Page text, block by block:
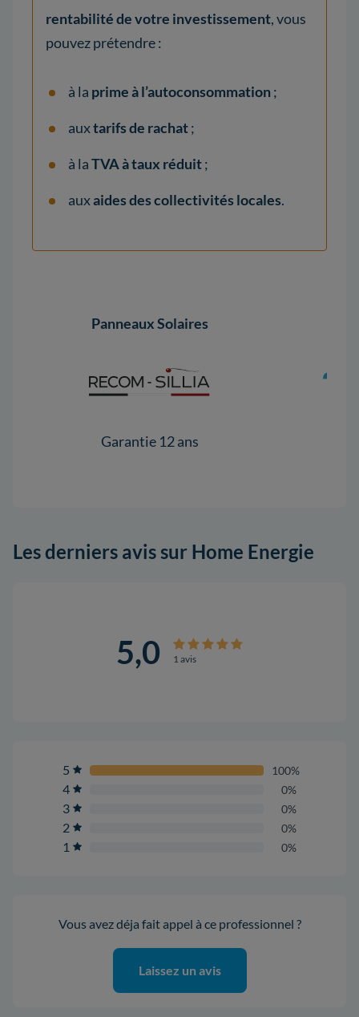
rentabilité de votre investissement, vous
pouvez prétendre :
à la prime à l’autoconsommation;
auxtarifs de rachat;
à laTVA à taux réduit;
auxaides des collectivités locales.
Panneaux Solaires
Garantie 12 ans
Les derniers avis sur Home Energie
5,0 1 avis
5 100%
4 0%
3 0%
2 0%
1 0%
Vous avez déja fait appel à ce professionnel ?
Laissez un avis